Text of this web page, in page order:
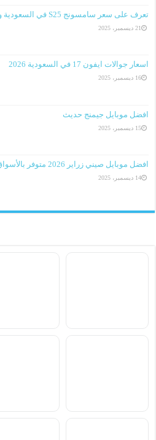
تعرف على سعر سامسونج S25 في السعودية ومواصفاته
21 ديسمبر، 2025
اسعار جوالات ايفون 17 في السعودية 2026
16 ديسمبر، 2025
افضل موبايل جيمنج حديث
15 ديسمبر، 2025
افضل موبايل صيني زراير 2026 متوفر بالأسواق
14 ديسمبر، 2025